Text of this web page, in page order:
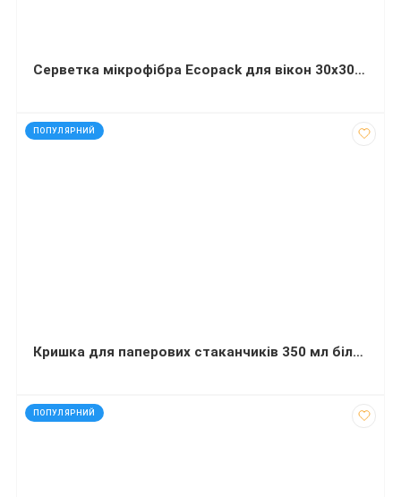
Серветка мікрофібра Ecopack для вікон 30х30 см 1 штука
ПОПУЛЯРНИЙ
код: 42303
Кришка для паперових стаканчиків 350 мл біла діаметр 90 мм 50 штук
ПОПУЛЯРНИЙ
код: 12145